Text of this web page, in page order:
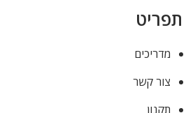
תפריט
מדריכים
צור קשר
תקנון